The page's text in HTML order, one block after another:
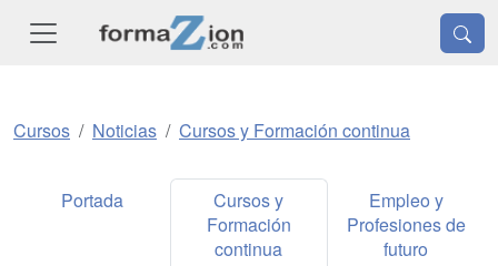
Cursos Noticias Cursos y Formación continua
Portada
Cursos y
Formación
continua
Empleo y
Profesiones de
futuro